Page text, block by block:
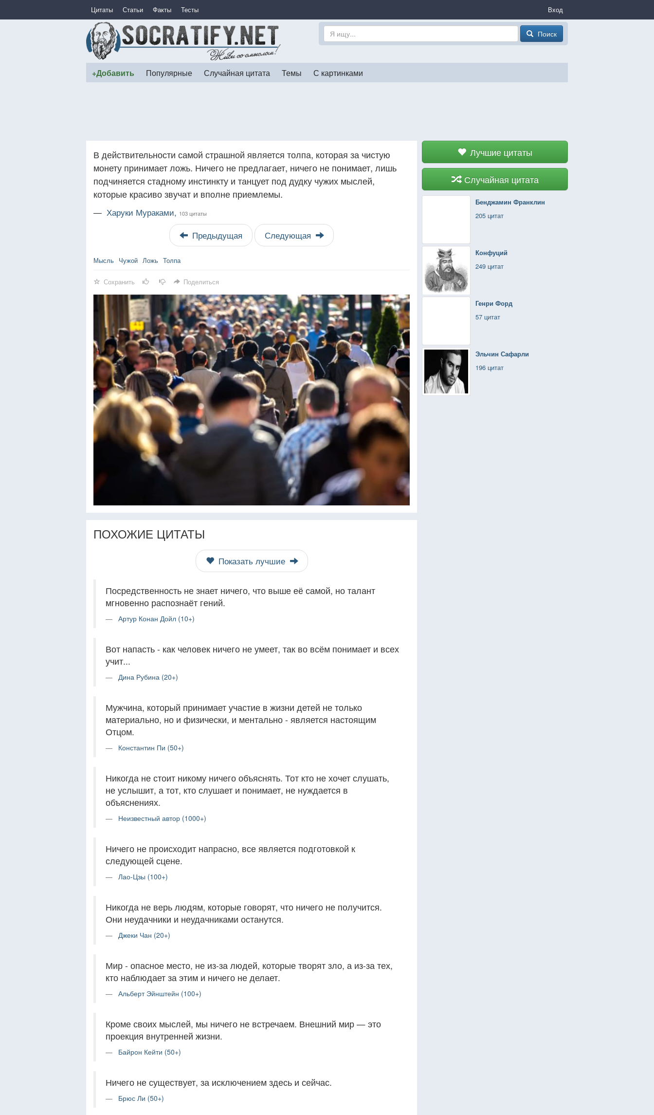
Цитаты Статьи Факты Тесты Вход
Поиск
+Добавить Популярные Случайная цитата Темы С картинками
Лучшие цитаты
Случайная цитата
Бенджамин Франклин
205 цитат
Конфуций
249 цитат
Генри Форд
57 цитат
Эльчин Сафарли
196 цитат
В действительности самой страшной является толпа, которая за чистую
монету принимает ложь. Ничего не предлагает, ничего не понимает, лишь
подчиняется стадному инстинкту и танцует под дудку чужих мыслей,
которые красиво звучат и вполне приемлемы.
— Харуки Мураками, 103 цитаты
Предыдущая Следующая
Мысль Чужой Ложь Толпа
Сохранить Поделиться
ПОХОЖИЕ ЦИТАТЫ
Показать лучшие
Посредственность не знает ничего, что выше её самой, но талант
мгновенно распознаёт гений.
Артур Конан Дойл (10+)
Вот напасть - как человек ничего не умеет, так во всём понимает и всех
учит...
Дина Рубина (20+)
Мужчина, который принимает участие в жизни детей не только
материально, но и физически, и ментально - является настоящим
Отцом.
Константин Пи (50+)
Никогда не стоит никому ничего объяснять. Тот кто не хочет слушать,
не услышит, а тот, кто слушает и понимает, не нуждается в
объяснениях.
Неизвестный автор (1000+)
Ничего не происходит напрасно, все является подготовкой к
следующей сцене.
Лао-Цзы (100+)
Никогда не верь людям, которые говорят, что ничего не получится.
Они неудачники и неудачниками останутся.
Джеки Чан (20+)
Мир - опасное место, не из-за людей, которые творят зло, а из-за тех,
кто наблюдает за этим и ничего не делает.
Альберт Эйнштейн (100+)
Кроме своих мыслей, мы ничего не встречаем. Внешний мир — это
проекция внутренней жизни.
Байрон Кейти (50+)
Ничего не существует, за исключением здесь и сейчас.
Брюс Ли (50+)